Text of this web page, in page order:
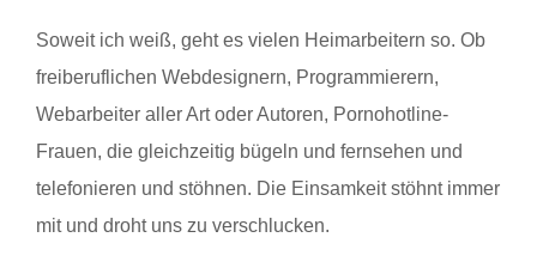
Soweit ich weiß, geht es vielen Heimarbeitern so. Ob
freiberuflichen Webdesignern, Programmierern,
Webarbeiter aller Art oder Autoren, Pornohotline-
Frauen, die gleichzeitig bügeln und fernsehen und
telefonieren und stöhnen. Die Einsamkeit stöhnt immer
mit und droht uns zu verschlucken.